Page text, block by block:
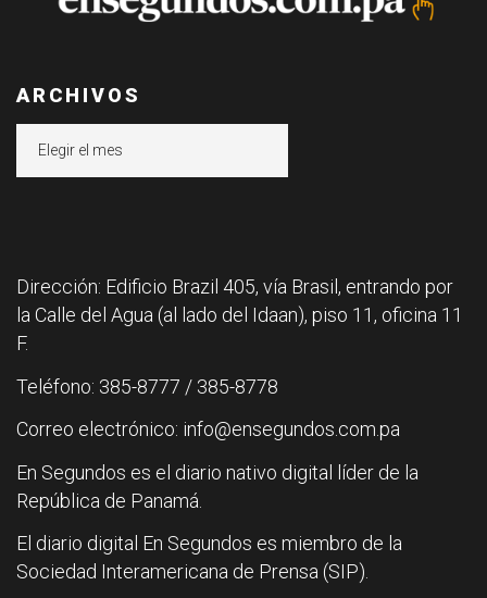
ARCHIVOS
Dirección: Edificio Brazil 405, vía Brasil, entrando por
la Calle del Agua (al lado del Idaan), piso 11, oficina 11
F.
Teléfono: 385-8777 / 385-8778
Correo electrónico: info@ensegundos.com.pa
En Segundos es el diario nativo digital líder de la
República de Panamá.
El diario digital En Segundos es miembro de la
Sociedad Interamericana de Prensa (SIP).